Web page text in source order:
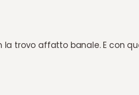
la trovo affatto banale. E con